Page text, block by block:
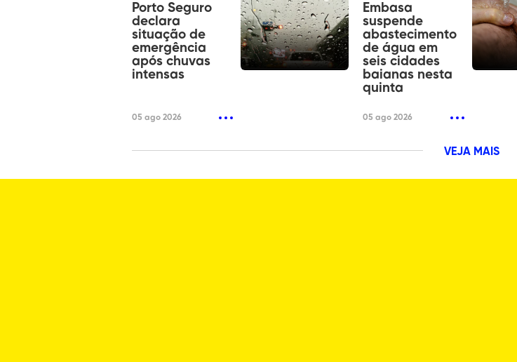
Porto Seguro
declara
situação de
emergência
após chuvas
intensas
05 ago 2026
Embasa
suspende
abastecimento
de água em
seis cidades
baianas nesta
quinta
05 ago 2026
VEJA MAIS